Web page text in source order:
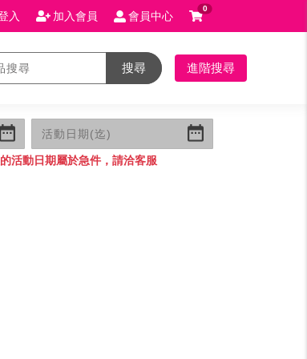
入 加入會員 會員中心
0
搜尋 進階搜尋
活動日期屬於急件，請洽客服